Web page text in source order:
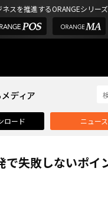
ネスを推進するORANGEシリーズ
ロード ニュー
で失敗しないポイ